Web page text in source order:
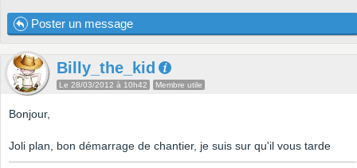
Poster un message
Billy_the_kid
Le 28/03/2012 à 10h42 Membre utile
Bonjour,
Joli plan, bon démarrage de chantier, je suis sur qu'il vous tarde